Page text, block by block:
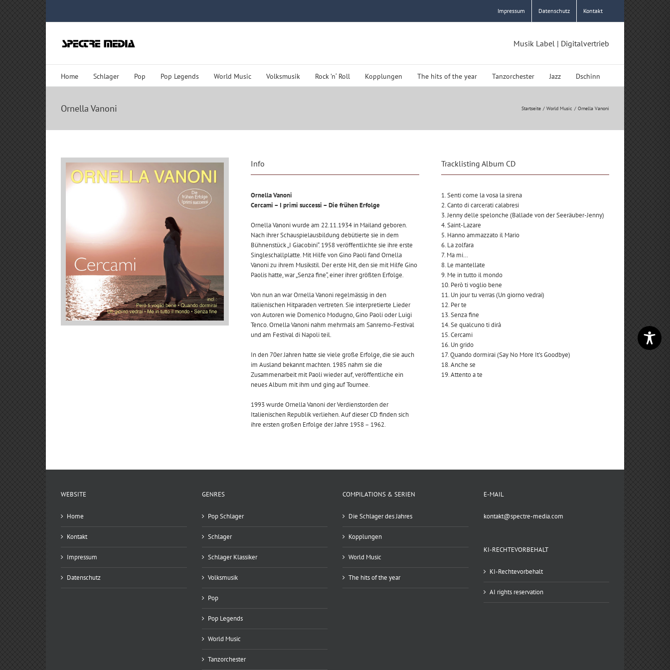
Impressum Datenschutz Kontakt
Musik Label | Digitalvertrieb
Home Schlager Pop Pop Legends World Music Volksmusik Rock ’n‘ Roll Kopplungen The hits of the year Tanzorchester Jazz Dschinn
Ornella Vanoni Startseite World Music Ornella Vanoni
Info
Ornella Vanoni
Cercami – I primi successi – Die frühen Erfolge
Ornella Vanoni wurde am 22.11.1934 in Mailand geboren.
Nach ihrer Schauspielausbildung debütierte sie in dem
Bühnenstück „I Giacobini“. 1958 veröffentlichte sie ihre erste
Singleschallplatte. Mit Hilfe von Gino Paoli fand Ornella
Vanoni zu ihrem Musikstil. Der erste Hit, den sie mit Hilfe Gino
Paolis hatte, war „Senza fine“, einer ihrer größten Erfolge.
Von nun an war Ornella Vanoni regelmässig in den
italienischen Hitparaden vertreten. Sie interpretierte Lieder
von Autoren wie Domenico Modugno, Gino Paoli oder Luigi
Tenco. Ornella Vanoni nahm mehrmals am Sanremo-Festival
und am Festival di Napoli teil.
In den 70er Jahren hatte sie viele große Erfolge, die sie auch
im Ausland bekannt machten. 1985 nahm sie die
Zusammenarbeit mit Paoli wieder auf, veröffentliche ein
neues Album mit ihm und ging auf Tournee.
1993 wurde Ornella Vanoni der Verdienstorden der
Italienischen Republik verliehen. Auf dieser CD finden sich
ihre ersten großen Erfolge der Jahre 1958 – 1962.
Tracklisting Album CD
1. Senti come la vosa la sirena
2. Canto di carcerati calabresi
3. Jenny delle spelonche (Ballade von der Seeräuber-Jenny)
4. Saint-Lazare
5. Hanno ammazzato il Mario
6. La zolfara
7. Ma mi…
8. Le mantellate
9. Me in tutto il mondo
10. Però ti voglio bene
11. Un jour tu verras (Un giorno vedrai)
12. Per te
13. Senza fine
14. Se qualcuno ti dirà
15. Cercami
16. Un grido
17. Quando dormirai (Say No More It’s Goodbye)
18. Anche se
19. Attento a te
WEBSITE
Home
Kontakt
Impressum
Datenschutz
GENRES
Pop Schlager
Schlager
Schlager Klassiker
Volksmusik
Pop
Pop Legends
World Music
Tanzorchester
COMPILATIONS & SERIEN
Die Schlager des Jahres
Kopplungen
World Music
The hits of the year
E-MAIL
kontakt@spectre-media.com
KI-RECHTEVORBEHALT
KI-Rechtevorbehalt
AI rights reservation